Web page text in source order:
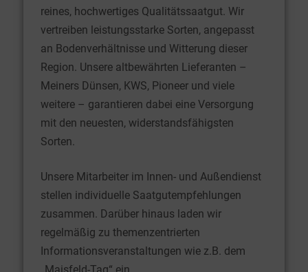
reines, hochwertiges Qualitätssaatgut. Wir
vertreiben leistungsstarke Sorten, angepasst
an Bodenverhältnisse und Witterung dieser
Region. Unsere altbewährten Lieferanten –
Meiners Dünsen, KWS, Pioneer und viele
weitere – garantieren dabei eine Versorgung
mit den neuesten, widerstandsfähigsten
Sorten.
Unsere Mitarbeiter im Innen- und Außendienst
stellen individuelle Saatgutempfehlungen
zusammen. Darüber hinaus laden wir
regelmäßig zu themenzentrierten
Informationsveranstaltungen wie z.B. dem
„Maisfeld-Tag“ ein.